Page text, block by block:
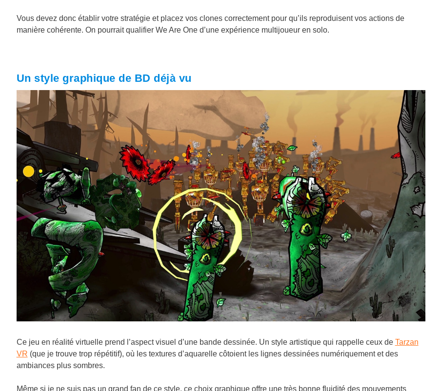
Vous devez donc établir votre stratégie et placez vos clones correctement pour qu’ils reproduisent vos actions de
manière cohérente. On pourrait qualifier We Are One d’une expérience multijoueur en solo.
Un style graphique de BD déjà vu
Ce jeu en réalité virtuelle prend l’aspect visuel d’une bande dessinée. Un style artistique qui rappelle ceux de Tarzan
VR (que je trouve trop répétitif), où les textures d’aquarelle côtoient les lignes dessinées numériquement et des
ambiances plus sombres.
Même si je ne suis pas un grand fan de ce style, ce choix graphique offre une très bonne fluidité des mouvements